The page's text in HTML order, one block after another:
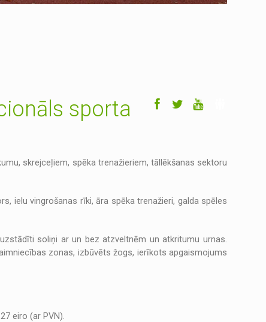
sporta
skrejceļiem, spēka trenažieriem, tāllēkšanas sektoru
ielu vingrošanas rīki, āra spēka trenažieri, galda spēles
soliņi ar un bez atzveltnēm un atkritumu urnas.
zonas, izbūvēts žogs, ierīkots apgaismojums
eiro (ar PVN).